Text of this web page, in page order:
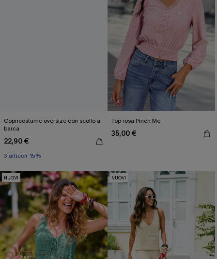
Copricostume oversize con scollo a
barca
22,90 €
3 articoli -15%
Top rosa Pinch Me
35,00 €
NUOVI NUOVI